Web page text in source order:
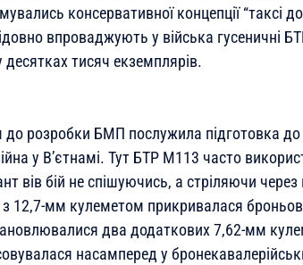
консервативної концепції “таксі
впроваджують у війська гусеничні
тисяч екземплярів.
розробки БМП послужила підготовка до
у В’єтнамі. Тут БТР М113 часто
вів бій не спішуючись, а стріляючи через
з 12,7-мм кулеметом прикривалася
два додаткових 7,62-мм
насамперед у